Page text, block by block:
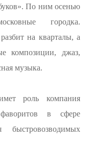
По ним осенью
городка.
на кварталы, а
композиции, джаз,
музыка.
роль компания
в сфере
быстровозводимых